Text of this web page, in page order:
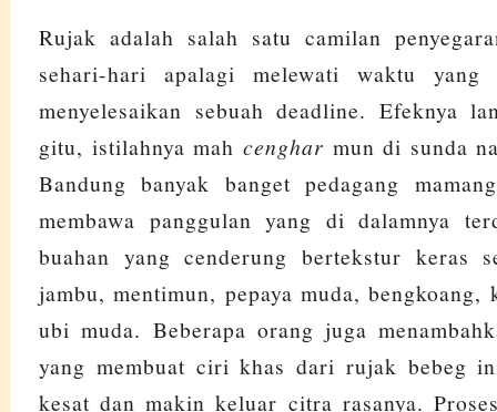
Rujak adalah salah satu camilan
sehari-hari apalagi melewati waktu yang
menyelesaikan sebuah deadline. Efeknya
gitu, istilahnya mah cenghar mun di sunda
Bandung banyak banget pedagang
membawa panggulan yang di dalamnya
buahan yang cenderung bertekstur keras
jambu, mentimun, pepaya muda, bengkoang,
ubi muda. Beberapa orang juga
yang membuat ciri khas dari rujak bebeg
kesat dan makin keluar citra rasanya.